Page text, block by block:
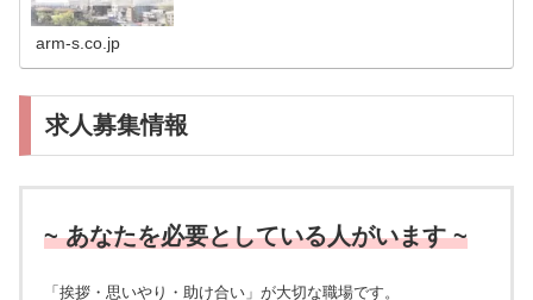
arm-s.co.jp
求人募集情報
~ あなたを必要としている人がいます ~
「挨拶・思いやり・助け合い」が大切な職場です。